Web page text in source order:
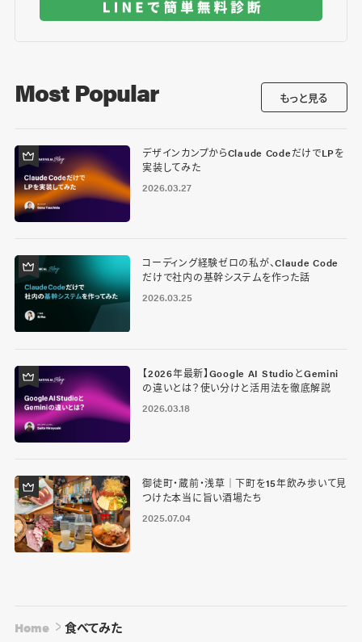
Most Popular もっと見る
デザインカンプからClaude CodeだけでLPを
実装してみた
2026.03.27
コーディング経験ゼロの私が、Claude Code
だけで社内の基幹システムを作った話
2026.03.25
【2026年最新】Google AI StudioとGemini
の違いとは？使い分けと活用法を徹底解説
2026.03.18
御徒町・蔵前・浅草｜下町を15年飲み歩いて見
つけた本当に旨い酒場たち
2025.07.04
Home 食べてみた